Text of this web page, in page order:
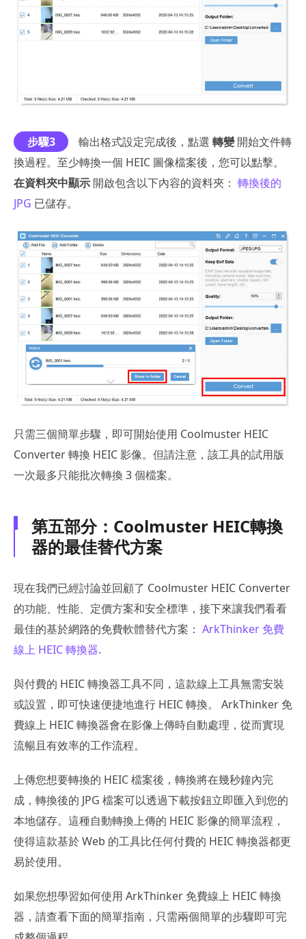
步驟3 輸出格式設定完成後，點選 轉變開始文件轉
換過程。至少轉換一個 HEIC 圖像檔案後，您可以點擊。
在資料夾中顯示 開啟包含以下內容的資料夾： 轉換後的
JPG 已儲存。
只需三個簡單步驟，即可開始使用 Coolmuster HEIC
Converter 轉換 HEIC 影像。但請注意，該工具的試用版
一次最多只能批次轉換 3 個檔案。
第五部分：Coolmuster HEIC轉換
器的最佳替代方案
現在我們已經討論並回顧了 Coolmuster HEIC Converter
的功能、性能、定價方案和安全標準，接下來讓我們看看
最佳的基於網路的免費軟體替代方案： ArkThinker 免費
線上 HEIC 轉換器.
與付費的 HEIC 轉換器工具不同，這款線上工具無需安裝
或設置，即可快速便捷地進行 HEIC 轉換。 ArkThinker 免
費線上 HEIC 轉換器會在影像上傳時自動處理，從而實現
流暢且有效率的工作流程。
上傳您想要轉換的 HEIC 檔案後，轉換將在幾秒鐘內完
成，轉換後的 JPG 檔案可以透過下載按鈕立即匯入到您的
本地儲存。這種自動轉換上傳的 HEIC 影像的簡單流程，
使得這款基於 Web 的工具比任何付費的 HEIC 轉換器都更
易於使用。
如果您想學習如何使用 ArkThinker 免費線上 HEIC 轉換
器，請查看下面的簡單指南，只需兩個簡單的步驟即可完